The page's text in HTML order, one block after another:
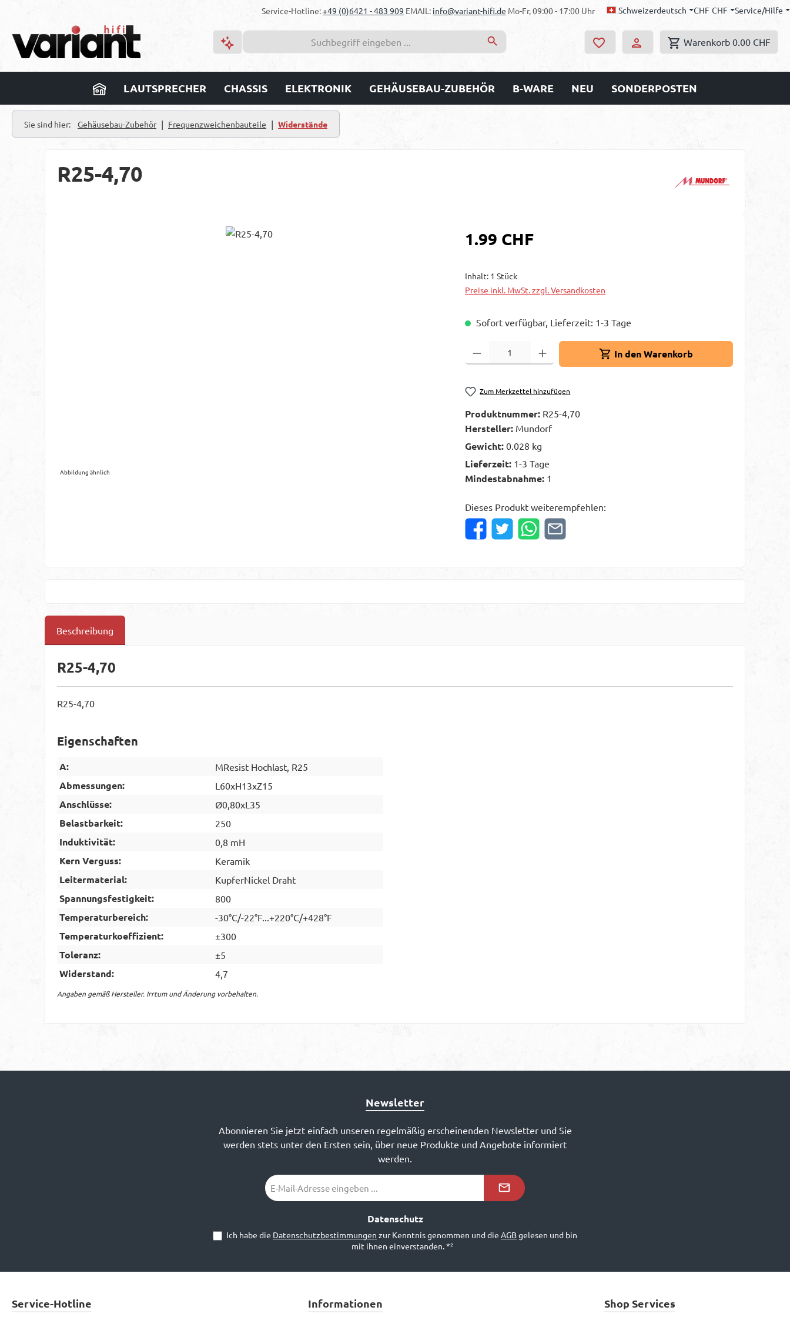
Service-Hotline:+49 (0)6421 - 483 909 EMAIL: info@variant-hifi.de Mo-Fr, 09:00 - 17:00 Uhr Schweizerdeutsch CHF CHF Service/Hilfe
Warenkorb 0.00 CHF
LAUTSPRECHER CHASSIS ELEKTRONIK GEHÄUSEBAU-ZUBEHÖR B-WARE NEU SONDERPOSTEN
Sie sind hier: Gehäusebau-Zubehör | Frequenzweichenbauteile | Widerstände
R25-4,70
Abbildung ähnlich
Regulärer Preis:
1.99 CHF
Inhalt: 1 Stück
Preise inkl. MwSt. zzgl. Versandkosten
Sofort verfügbar, Lieferzeit: 1-3 Tage
Produkt Anzahl: Gib den gewünschten Wert ein oder benutze die Schaltflächen um die
In den Warenkorb
Zum Merkzettel hinzufügen
Produktnummer: R25-4,70
Hersteller: Mundorf
Gewicht:0.028 kg
Lieferzeit: 1-3 Tage
Mindestabnahme: 1
Dieses Produkt weiterempfehlen:
Beschreibung
R25-4,70
R25-4,70
Eigenschaften
A: MResist Hochlast, R25
Abmessungen: L60xH13xZ15
Anschlüsse: Ø0,80xL35
Belastbarkeit: 250
Induktivität: 0,8 mH
Kern Verguss: Keramik
Leitermaterial: KupferNickel Draht
Spannungsfestigkeit: 800
Temperaturbereich: -30°C/-22°F...+220°C/+428°F
Temperaturkoeffizient: ±300
Toleranz: ±5
Widerstand: 4,7
Angaben gemäß Hersteller. Irrtum und Änderung vorbehalten.
Newsletter
Abonnieren Sie jetzt einfach unseren regelmäßig erscheinenden Newsletter und Sie
werden stets unter den Ersten sein, über neue Produkte und Angebote informiert
werden.
E-
Mail-
Datenschutz
Ich habe die Datenschutzbestimmungen zur Kenntnis genommen und die AGBgelesen und bin
mit ihnen einverstanden.*²
Service-Hotline Informationen Shop Services